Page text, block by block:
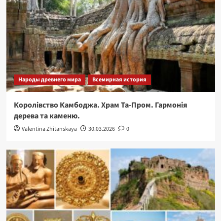
Народы древнего мира Всемирная история
Королівство Камбоджа. Храм Та-Пром. Гармонія
дерева та каменю.
Valentina Zhitanskaya 30.03.2026 0